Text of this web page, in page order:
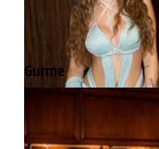
Gurme
EĞLENCE HAYATINA YENİ SOLUK: